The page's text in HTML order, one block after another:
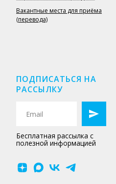
Вакантные места для приёма
(перевода)
ПОДПИСАТЬСЯ НА
РАССЫЛКУ
Бесплатная рассылка с
полезной информацией